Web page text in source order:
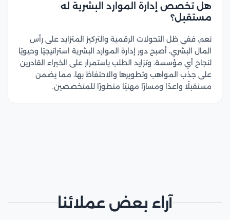
هل تخصص إدارة الموارد البشرية له
مستقبل؟
نعم، ففي ظل التحولات الرقمية والتركيز المتزايد على رأس
المال البشري، أصبح دور إدارة الموارد البشرية استراتيجيًا وحيويًا
لنجاح أي مؤسسة، وتزايد الطلب باستمرار على الخبراء القادرين
على جذب المواهب وتطويرها والاحتفاظ بها، مما يضمن
مستقبلًا واعدًا ومسارًا مهنيًا متطورًا للمتخصصين.
آراء بعض عملائنا